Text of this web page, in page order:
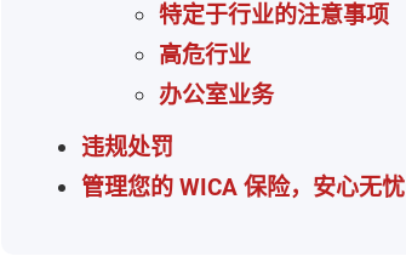
特定于行业的注意事项
高危行业
办公室业务
违规处罚
管理您的 WICA 保险，安心无忧